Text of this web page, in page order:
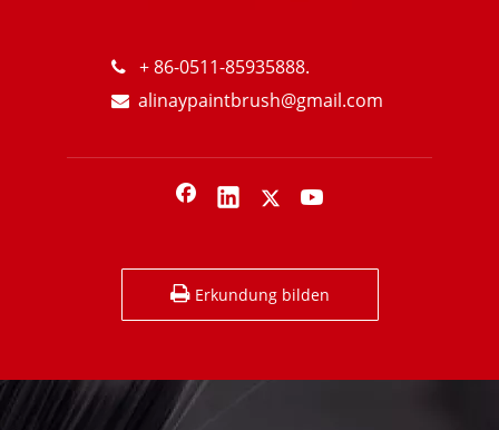
 + 86-0511-85935888.
 alinaypaintbrush@gmail.com
Erkundung bilden